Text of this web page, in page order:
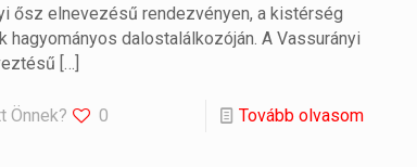
ősz elnevezésű rendezvényen, a kistérség
hagyományos dalostalálkozóján. A Vassurányi
[…]
Önnek? 0 Tovább olvasom